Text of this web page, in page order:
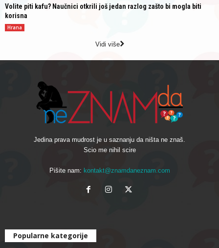
Volite piti kafu? Naučnici otkrili još jedan razlog zašto bi mogla biti
korisna
Hrana
Vidi više
Jedina prava mudrost je u saznanju da ništa ne znaš.
Scio me nihil scire
Pišite nam: kontakt@znamdaneznam.com
Popularne kategorije